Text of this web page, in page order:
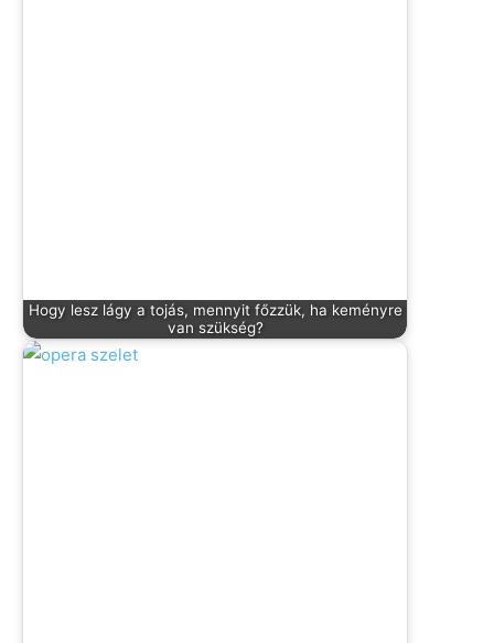
Hogy lesz lágy a tojás, mennyit főzzük, ha keményre
van szükség?